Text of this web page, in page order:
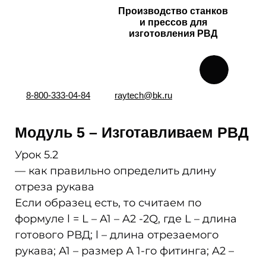
Производство станков
и прессов для
изготовления РВД
8-800-333-04-84 raytech@bk.ru
Модуль 5 – Изготавливаем РВД
Урок 5.2
— как правильно определить длину
отреза рукава
Если образец есть, то считаем по
формуле l = L – A1 – A2 -2Q, где L – длина
готового РВД; l – длина отрезаемого
рукава; A1 – размер А 1-го фитинга; A2 –